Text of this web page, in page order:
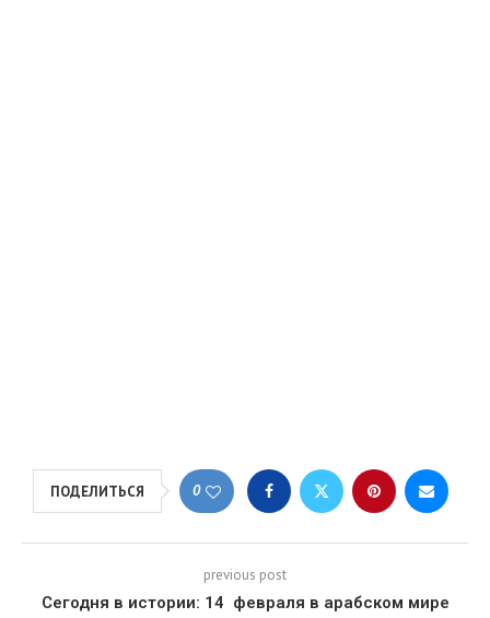
ПОДЕЛИТЬСЯ 0
previous post
Сегодня в истории: 14 февраля в арабском мире